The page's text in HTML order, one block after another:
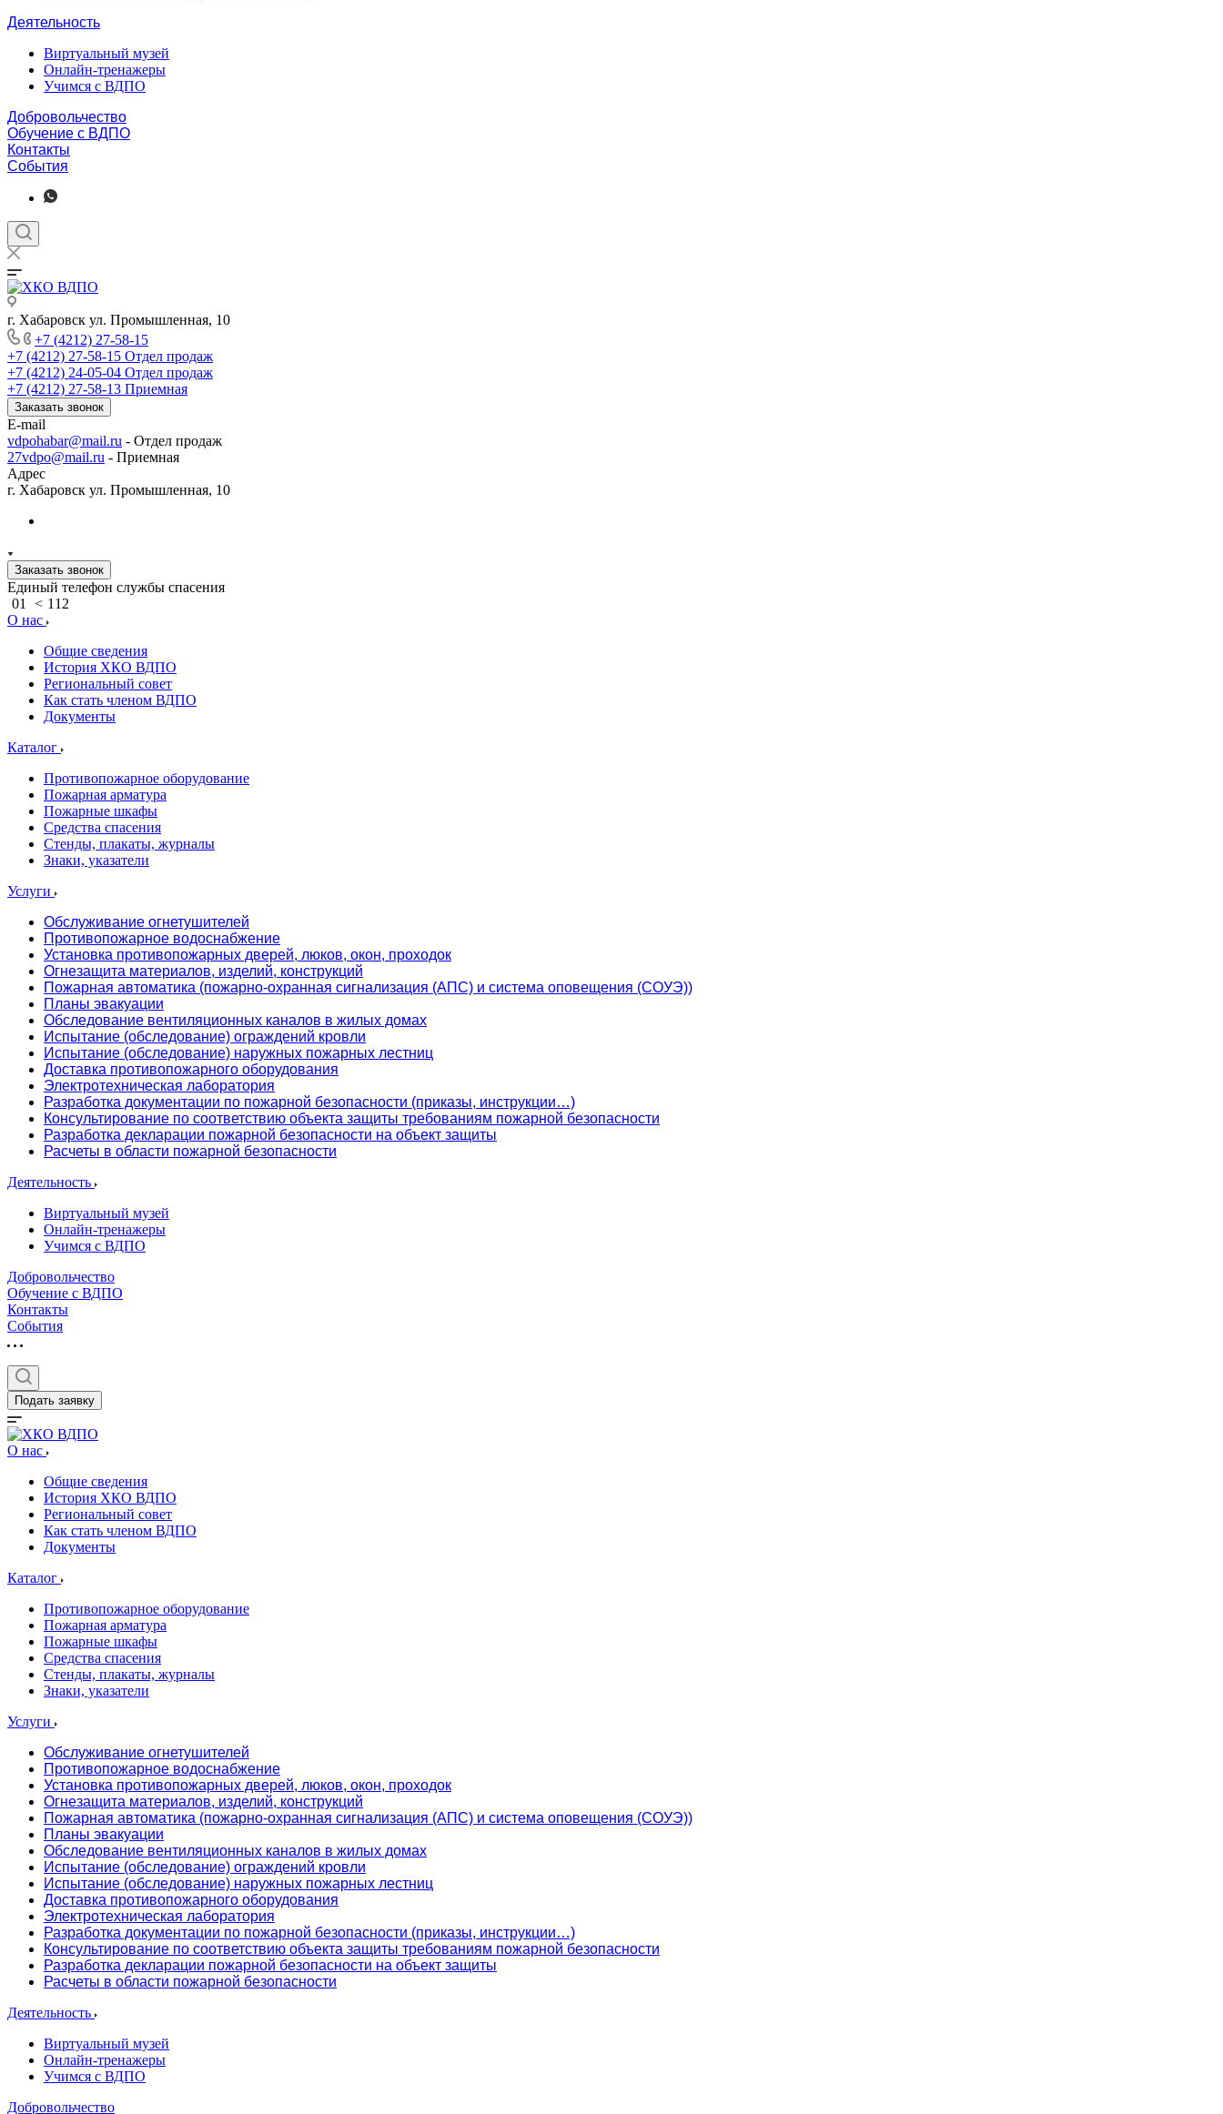
Деятельность
Виртуальный музей
Онлайн-тренажеры
Учимся с ВДПО
Добровольчество
Обучение с ВДПО
Контакты
События
г. Хабаровск ул. Промышленная, 10
+7 (4212) 27-58-15
+7 (4212) 27-58-15 Отдел продаж
+7 (4212) 24-05-04 Отдел продаж
+7 (4212) 27-58-13 Приемная
Заказать звонок
E-mail
vdpohabar@mail.ru - Отдел продаж
27vdpo@mail.ru - Приемная
Адрес
г. Хабаровск ул. Промышленная, 10
Заказать звонок
Единый телефон службы спасения
01
< 112
О нас
Общие сведения
История ХКО ВДПО
Региональный совет
Как стать членом ВДПО
Документы
Каталог
Противопожарное оборудование
Пожарная арматура
Пожарные шкафы
Средства спасения
Стенды, плакаты, журналы
Знаки, указатели
Услуги
Обслуживание огнетушителей
Противопожарное водоснабжение
Установка противопожарных дверей, люков, окон, проходок
Огнезащита материалов, изделий, конструкций
Пожарная автоматика (пожарно-охранная сигнализация (АПС) и система оповещения (СОУЭ))
Планы эвакуации
Обследование вентиляционных каналов в жилых домах
Испытание (обследование) ограждений кровли
Испытание (обследование) наружных пожарных лестниц
Доставка противопожарного оборудования
Электротехническая лаборатория
Разработка документации по пожарной безопасности (приказы, инструкции…)
Консультирование по соответствию объекта защиты требованиям пожарной безопасности
Разработка декларации пожарной безопасности на объект защиты
Расчеты в области пожарной безопасности
Деятельность
Виртуальный музей
Онлайн-тренажеры
Учимся с ВДПО
Добровольчество
Обучение с ВДПО
Контакты
События
Подать заявку
О нас
Общие сведения
История ХКО ВДПО
Региональный совет
Как стать членом ВДПО
Документы
Каталог
Противопожарное оборудование
Пожарная арматура
Пожарные шкафы
Средства спасения
Стенды, плакаты, журналы
Знаки, указатели
Услуги
Обслуживание огнетушителей
Противопожарное водоснабжение
Установка противопожарных дверей, люков, окон, проходок
Огнезащита материалов, изделий, конструкций
Пожарная автоматика (пожарно-охранная сигнализация (АПС) и система оповещения (СОУЭ))
Планы эвакуации
Обследование вентиляционных каналов в жилых домах
Испытание (обследование) ограждений кровли
Испытание (обследование) наружных пожарных лестниц
Доставка противопожарного оборудования
Электротехническая лаборатория
Разработка документации по пожарной безопасности (приказы, инструкции…)
Консультирование по соответствию объекта защиты требованиям пожарной безопасности
Разработка декларации пожарной безопасности на объект защиты
Расчеты в области пожарной безопасности
Деятельность
Виртуальный музей
Онлайн-тренажеры
Учимся с ВДПО
Добровольчество